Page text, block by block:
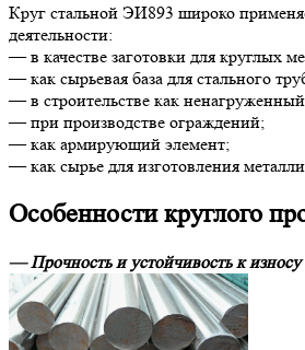
Круг стальной ЭИ893 широко
деятельности:
— в качестве заготовки для круглых
— как сырьевая база для стального
— в строительстве как
— при производстве ограждений;
— как армирующий элемент;
— как сырье для изготовления
Особенности круглого
— Прочность и устойчивость к износу